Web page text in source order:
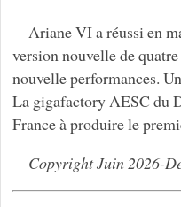
Ariane VI a réussi en
version nouvelle de
nouvelle performances.
La gigafactory AESC du
France à produire le
Copyright Juin 2026-